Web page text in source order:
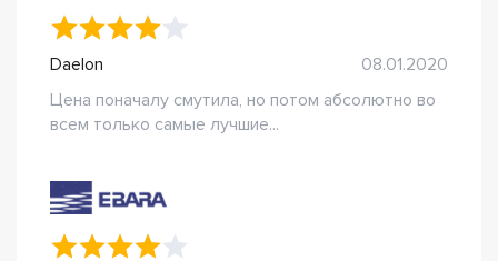
Daelon
08.01.2020
Цена поначалу смутила, но потом абсолютно во
всем только самые лучшие...